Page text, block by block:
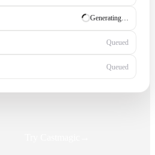
✓ Ready
Generating…
Queued